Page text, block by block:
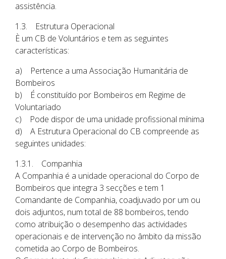
assistência.
1.3. Estrutura Operacional
È um CB de Voluntários e tem as seguintes
características:
a) Pertence a uma Associação Humanitária de
Bombeiros
b) É constituído por Bombeiros em Regime de
Voluntariado
c) Pode dispor de uma unidade profissional mínima
d) A Estrutura Operacional do CB compreende as
seguintes unidades:
1.3.1. Companhia
A Companhia é a unidade operacional do Corpo de
Bombeiros que integra 3 secções e tem 1
Comandante de Companhia, coadjuvado por um ou
dois adjuntos, num total de 88 bombeiros, tendo
como atribuição o desempenho das actividades
operacionais e de intervenção no âmbito da missão
cometida ao Corpo de Bombeiros.